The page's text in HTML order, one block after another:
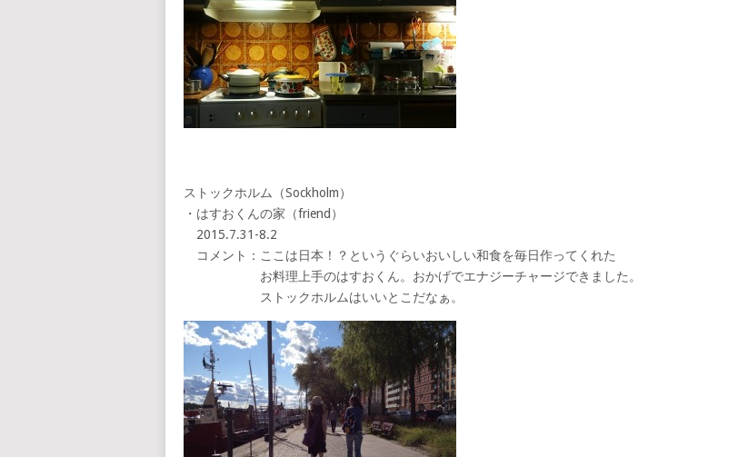
ストックホルム（Sockholm）
・はすおくんの家（friend）
2015.7.31-8.2
コメント：ここは日本！？というぐらいおいしい和食を毎日作ってくれた
お料理上手のはすおくん。おかげでエナジーチャージできました。
ストックホルムはいいとこだなぁ。